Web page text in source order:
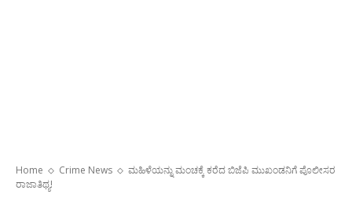
Home Crime News
ಮಹಿಳೆಯನ್ನು ಮಂಚಕ್ಕೆ ಕರೆದ ಬಿಜೆಪಿ ಮುಖಂಡನಿಗೆ ಪೊಲೀಸರ
ರಾಜಾತಿಥ್ಯ!